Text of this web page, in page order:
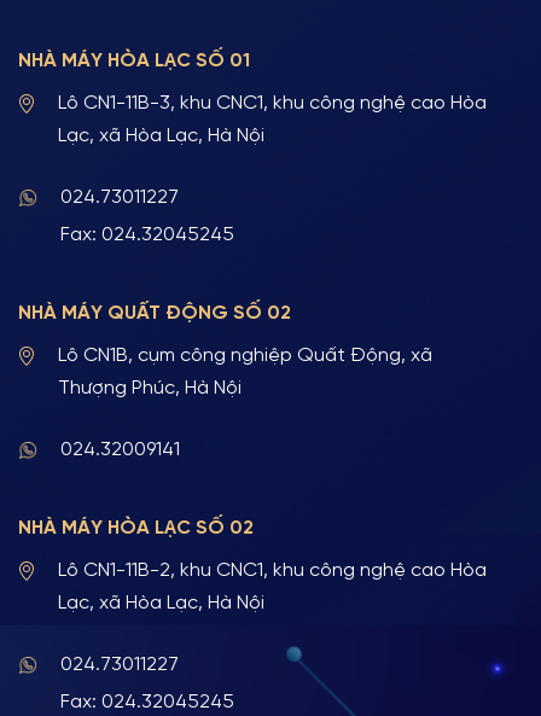
NHÀ MÁY HÒA LẠC SỐ 01
Lô CN1-11B-3, khu CNC1, khu công nghệ cao Hòa
Lạc, xã Hòa Lạc, Hà Nội
024.73011227
Fax: 024.32045245
NHÀ MÁY QUẤT ĐỘNG SỐ 02
Lô CN1B, cụm công nghiệp Quất Động, xã
Thượng Phúc, Hà Nội
024.32009141
NHÀ MÁY HÒA LẠC SỐ 02
Lô CN1-11B-2, khu CNC1, khu công nghệ cao Hòa
Lạc, xã Hòa Lạc, Hà Nội
024.73011227
Fax: 024.32045245